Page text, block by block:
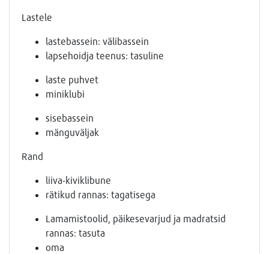
Lastele
lastebassein: välibassein
lapsehoidja teenus: tasuline
laste puhvet
miniklubi
sisebassein
mänguväljak
Rand
liiva-kiviklibune
rätikud rannas: tagatisega
Lamamistoolid, päikesevarjud ja madratsid
rannas: tasuta
oma